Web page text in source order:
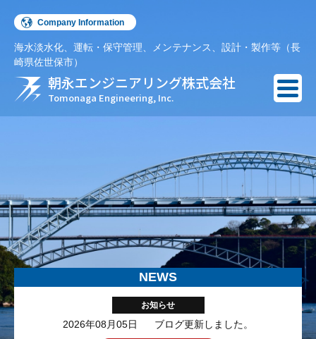
Company Information
English
Español
朝永エンジニアリング株式会社
Tomonaga Engineering, Inc.
海水淡水化、運転・保守管理、メンテナンス、設計・製作等（長
崎県佐世保市）
NEWS
お知らせ
2026年08月05日 ブログ更新しました。